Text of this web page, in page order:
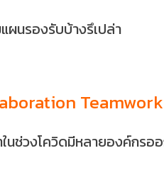
ผนรองรับบ้างรึเปล่า
ในช่วงโควิดมีหลายองค์กร